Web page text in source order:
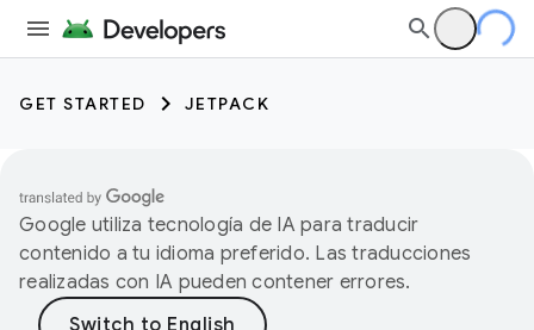
GET STARTED JETPACK
Google utiliza tecnología de IA para traducir
contenido a tu idioma preferido. Las traducciones
realizadas con IA pueden contener errores.